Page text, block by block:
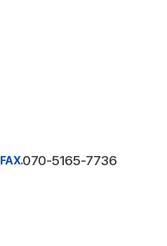
FAX.070-5165-7736